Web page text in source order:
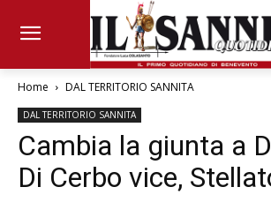
Home DAL TERRITORIO SANNITA
DAL TERRITORIO SANNITA
Cambia la giunta a
Di Cerbo vice,